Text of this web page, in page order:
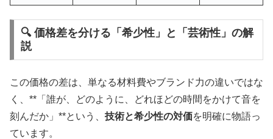
🔍 価格差を分ける「希少性」と「芸術性」の解
説
この価格の差は、単なる材料費やブランド力の違いではな
く、**「誰が、どのように、どれほどの時間をかけて音を
刻んだか」**という、 技術と希少性の対価を明確に物語っ
ています。